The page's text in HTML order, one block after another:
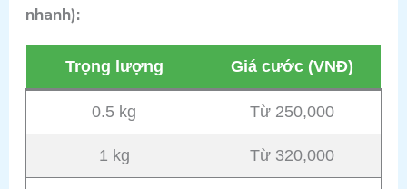
nhanh):
Trọng lượng Giá cước (VNĐ)
0.5 kg Từ 250,000
1 kg Từ 320,000